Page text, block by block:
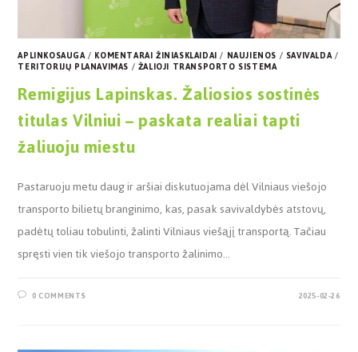
APLINKOSAUGA/ KOMENTARAI ŽINIASKLAIDAI/ NAUJIENOS/ SAVIVALDA/
TERITORIJŲ PLANAVIMAS/ŽALIOJI TRANSPORTO SISTEMA
Remigijus Lapinskas. Žaliosios sostinės
titulas Vilniui – paskata realiai tapti
žaliuoju miestu
Pastaruoju metu daug ir aršiai diskutuojama dėl Vilniaus viešojo
transporto bilietų branginimo, kas, pasak savivaldybės atstovų,
padėtų toliau tobulinti, žalinti Vilniaus viešąjį transportą. Tačiau
spręsti vien tik viešojo transporto žalinimo…
0 COMMENTS 2025-02-26